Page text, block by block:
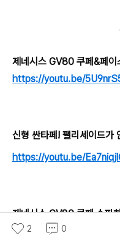
제네시스 GV80 쿠페&페이
https://youtu.be/
신형 싼타페! 팰리세이드가
https://youtu.be/
제네시스 GV80 쿠페 슈퍼
https://youtu.be/8xs-
2 0